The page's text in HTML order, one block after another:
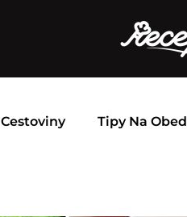
Cestoviny Tipy Na Obed